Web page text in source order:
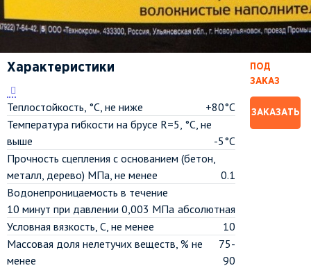
Характеристики
Теплостойкость, °C, не ниже
+80°C
Температура гибкости на брусе R=5, °C, не
выше
-5°C
Прочность сцепления с основанием (бетон,
металл, дерево) МПа, не менее
0.1
Водонепроницаемость в течение
10 минут при давлении 0,003 МПа абсолютная
Условная вязкость, С, не менее
10
Массовая доля нелетучих веществ, % не
менее
75-
90
ПОД
ЗАКАЗ
ЗАКАЗАТЬ